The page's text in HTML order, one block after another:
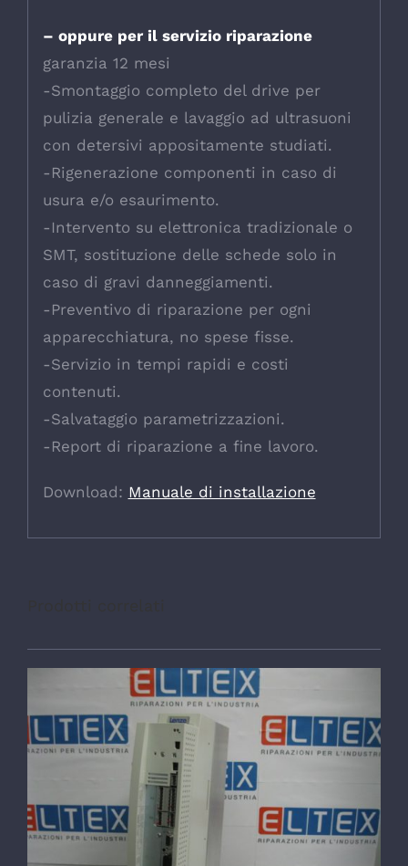
– oppure per il servizio riparazione
garanzia 12 mesi
-Smontaggio completo del drive per
pulizia generale e lavaggio ad ultrasuoni
con detersivi appositamente studiati.
-Rigenerazione componenti in caso di
usura e/o esaurimento.
-Intervento su elettronica tradizionale o
SMT, sostituzione delle schede solo in
caso di gravi danneggiamenti.
-Preventivo di riparazione per ogni
apparecchiatura, no spese fisse.
-Servizio in tempi rapidi e costi
contenuti.
-Salvataggio parametrizzazioni.
-Report di riparazione a fine lavoro.
Download: Manuale di installazione
DETTAGLI